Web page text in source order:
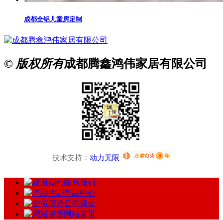
成都全铝儿童房定制
© 版权所有成都腾鑫鸿伟家居有限公司
技术支持： 动力无限
联系我们
产品中心
公司简介
网站首页